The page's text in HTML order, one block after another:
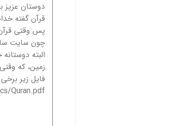
دوستان عزیز
قرآن گفته
پس وقتی
چون سایت
البته
زمین، که
فایل زیر
Quran.pdf